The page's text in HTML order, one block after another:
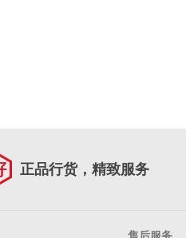
正品行货，精致服务